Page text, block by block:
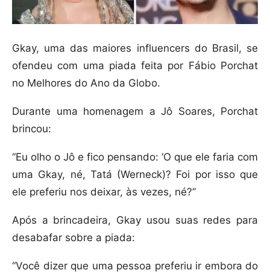
Gkay, uma das maiores influencers do Brasil, se
ofendeu com uma piada feita por Fábio Porchat
no Melhores do Ano da Globo.
Durante uma homenagem a Jô Soares, Porchat
brincou:
“Eu olho o Jô e fico pensando: ‘O que ele faria com
uma Gkay, né, Tatá (Werneck)? Foi por isso que
ele preferiu nos deixar, às vezes, né?”
Após a brincadeira, Gkay usou suas redes para
desabafar sobre a piada:
“Você dizer que uma pessoa preferiu ir embora do